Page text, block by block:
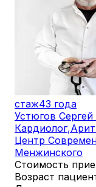
стаж43 года
Устюгов
Кардиолог,
Центр
Менжинского
Стоимость
Возраст